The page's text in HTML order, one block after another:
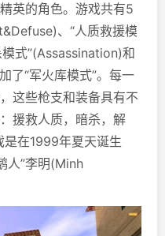
英的角色。游戏共有5
、“人质救援模
式”(Assassination)和
了“军火库模式”。每一
这些枪支和装备具有不
援救人质，暗杀，解
是在1999年夏天诞生
人”李明(Minh